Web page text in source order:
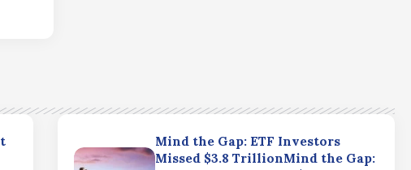
Mind the Gap: ETF Investors
Missed $3.8 TrillionMind the Gap: